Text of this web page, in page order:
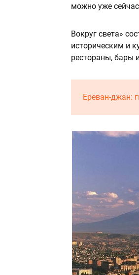
можно уже
Вокруг света»
историческим и
рестораны, бары
Ереван-джан: